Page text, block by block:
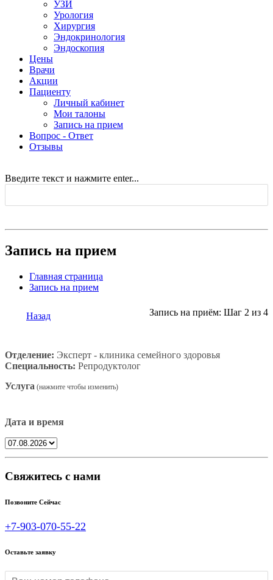
УЗИ
Урология
Хирургия
Эндокринология
Эндоскопия
Цены
Врачи
Акции
Пациенту
Личный кабинет
Мои талоны
Запись на прием
Вопрос - Ответ
Отзывы
Введите текст и нажмите enter...
Запись на прием
Главная страница
Запись на прием
Назад Запись на приём: Шаг 2 из 4
Отделение: Эксперт - клиника семейного здоровья
Специальность: Репродуктолог
Услуга
Дата и время
Свяжитесь с нами
Позвоните Сейчас
+7-903-070-55-22
Оставьте заявку